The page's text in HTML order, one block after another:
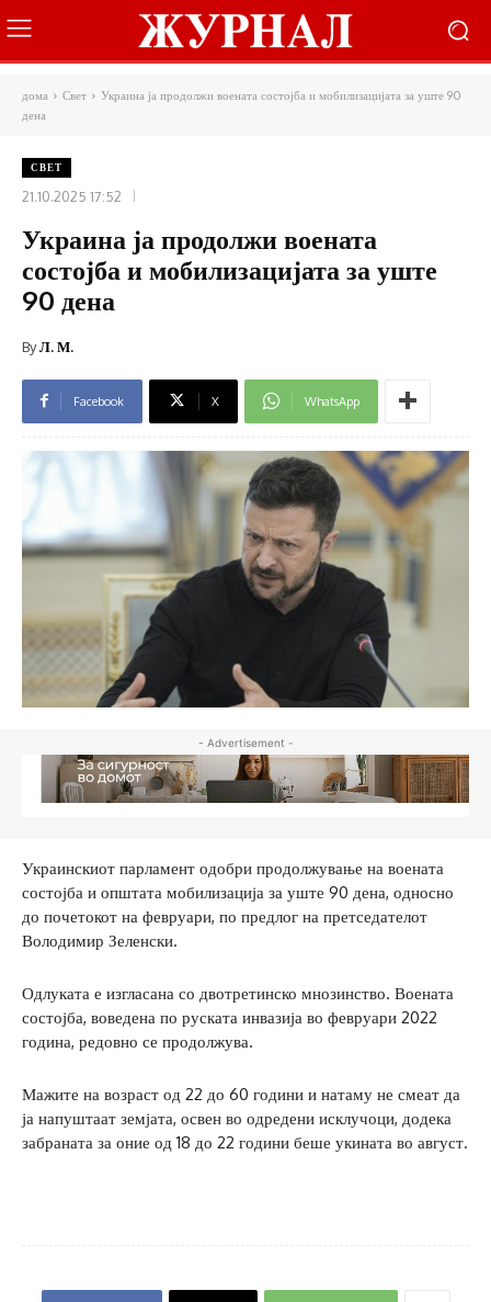
дома Свет
Украина ја продолжи воената состојба и мобилизацијата за уште 90
дена
СВЕТ
21.10.2025 17:52
Украина ја продолжи воената
состојба и мобилизацијата за уште
90 дена
ByЛ. М.
Facebook X WhatsApp
- Advertisement -
Украинскиот парламент одобри продолжување на воената
состојба и општата мобилизација за уште 90 дена, односно
до почетокот на февруари, по предлог на претседателот
Володимир Зеленски.
Одлуката е изгласана со двотретинско мнозинство. Воената
состојба, воведена по руската инвазија во февруари 2022
година, редовно се продолжува.
Мажите на возраст од 22 до 60 години и натаму не смеат да
ја напуштаат земјата, освен во одредени исклучоци, додека
забраната за оние од 18 до 22 години беше укината во август.